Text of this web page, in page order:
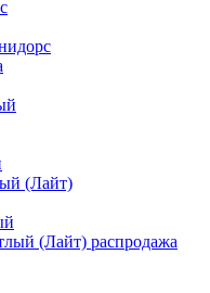
(Лайт)
(Лайт) распродажа